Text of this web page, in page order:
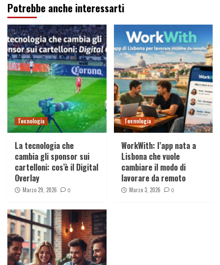
Potrebbe anche interessarti
Tecnologia
La tecnologia che
cambia gli sponsor sui
cartelloni: cos’è il Digital
Overlay
Marzo 29, 2026 0
Tecnologia
WorkWith: l’app nata a
Lisbona che vuole
cambiare il modo di
lavorare da remoto
Marzo 3, 2026 0